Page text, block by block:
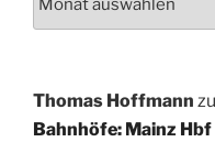
Thomas Hoffmann zu
Bahnhöfe: Mainz Hbf